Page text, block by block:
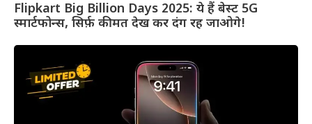
Flipkart Big Billion Days 2025: ये हैं बेस्ट 5G
स्मार्टफोन्स, सिर्फ़ कीमत देख कर दंग रह जाओगे!